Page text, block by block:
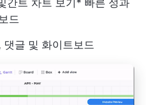
드
글 및 화이트보드